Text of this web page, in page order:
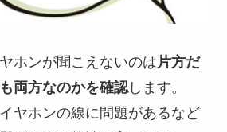
ホンが聞こえないのは 片方だ
両方なのかを確認します。
イヤホンの線に問題があるなど